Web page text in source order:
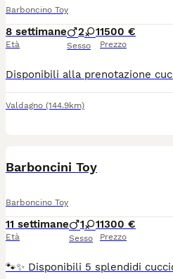
Barboncino Toy
8 settimane
Età
2 1
Sesso
1500 €
Prezzo
Valdagno (144.9km)
Barboncini Toy
Barboncino Toy
11 settimane
Età
1 1
Sesso
1300 €
Prezzo